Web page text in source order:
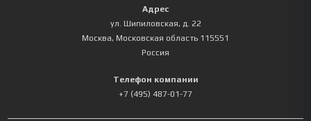
Адрес
ул. Шипиловская, д. 22
Москва, Московская область 115551
Россия
Телефон компании
+7 (495) 487-01-77